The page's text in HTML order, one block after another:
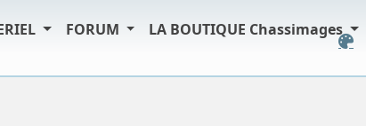
FORUM LA BOUTIQUE Chassimages